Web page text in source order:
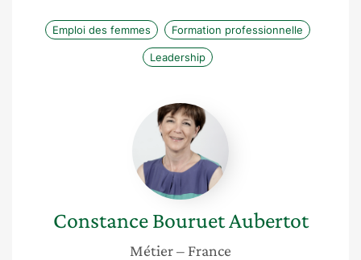
Emploi des femmes Formation professionnelle
Leadership
Constance
Bouruet
Aubertot
Constance Bouruet Aubertot
Métier– France